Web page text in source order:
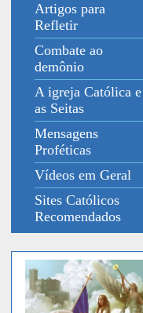
Artigos para
Refletir
Combate ao
demônio
A igreja Católica e
as Seitas
Mensagens
Proféticas
Vídeos em Geral
Sites Católicos
Recomendados